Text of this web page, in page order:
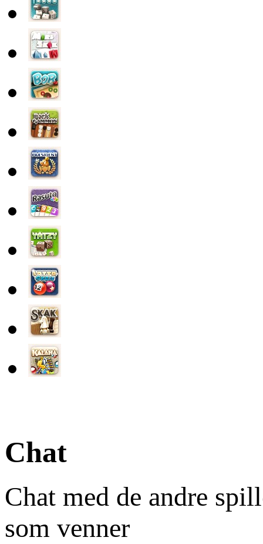
Chat
Chat med de andre
som venner